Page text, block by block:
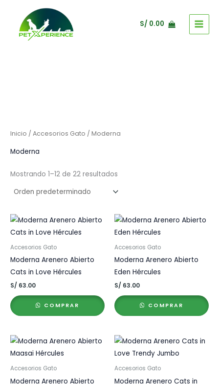
contenido
S/ 0.00
Inicio /Accesorios Gato / Moderna
Moderna
Mostrando 1–12 de 22 resultados
Accesorios Gato
Moderna Arenero Abierto
Cats in Love Hércules
S/ 63.00
COMPRAR
Accesorios Gato
Moderna Arenero Abierto
Eden Hércules
S/ 63.00
COMPRAR
Accesorios Gato
Moderna Arenero Abierto
Accesorios Gato
Moderna Arenero Cats in